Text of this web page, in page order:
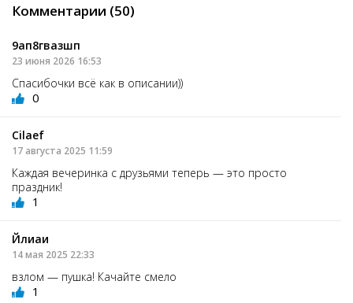
Комментарии (50)
9ап8гвазшп
23 июня 2026 16:53
Спасибочки всё как в описании))
0
Cilaef
17 августа 2025 11:59
Каждая вечеринка с друзьями теперь — это просто
праздник!
1
Йлиаи
14 мая 2025 22:33
взлом — пушка! Качайте смело
1